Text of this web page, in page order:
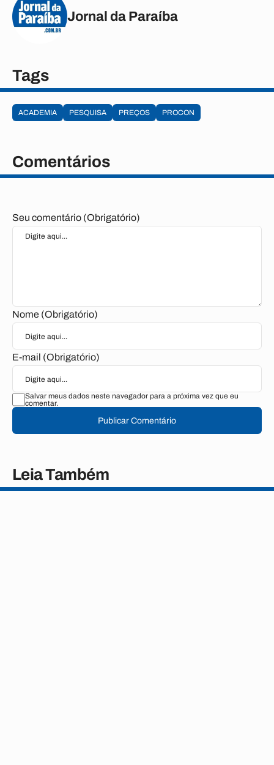
Jornal da Paraíba
Tags
ACADEMIA PESQUISA PREÇOS PROCON
Comentários
Seu comentário (Obrigatório)
Nome (Obrigatório)
E-mail (Obrigatório)
Salvar meus dados neste navegador para a próxima vez que eu
comentar.
Publicar Comentário
Leia Também